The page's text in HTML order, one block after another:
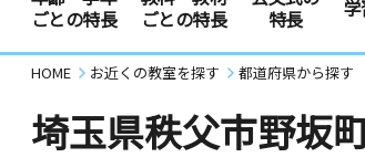
ごとの特長
ごとの特長
特長
HOME お近くの教室を探す 都道府県から探す
埼玉県秩父市野坂